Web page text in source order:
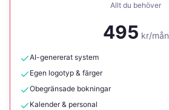
Allt du behöver
495 kr/mån
AI-genererat system
Egen logotyp & färger
Obegränsade bokningar
Kalender & personal